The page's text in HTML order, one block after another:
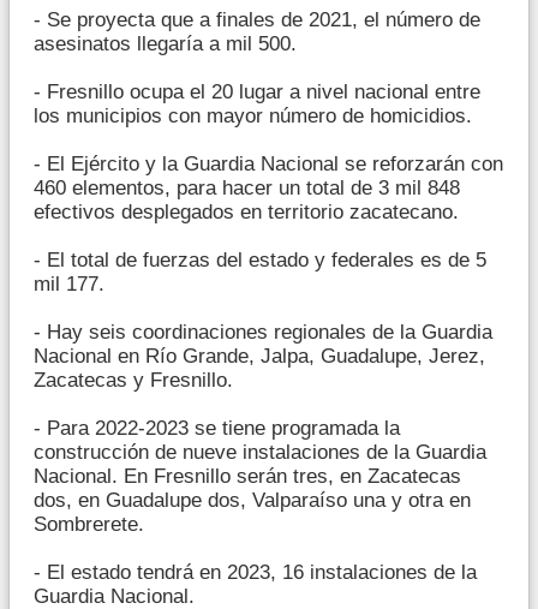
- Se proyecta que a finales de 2021, el número de
asesinatos llegaría a mil 500.
- Fresnillo ocupa el 20 lugar a nivel nacional entre
los municipios con mayor número de homicidios.
- El Ejército y la Guardia Nacional se reforzarán con
460 elementos, para hacer un total de 3 mil 848
efectivos desplegados en territorio zacatecano.
- El total de fuerzas del estado y federales es de 5
mil 177.
- Hay seis coordinaciones regionales de la Guardia
Nacional en Río Grande, Jalpa, Guadalupe, Jerez,
Zacatecas y Fresnillo.
- Para 2022-2023 se tiene programada la
construcción de nueve instalaciones de la Guardia
Nacional. En Fresnillo serán tres, en Zacatecas
dos, en Guadalupe dos, Valparaíso una y otra en
Sombrerete.
- El estado tendrá en 2023, 16 instalaciones de la
Guardia Nacional.